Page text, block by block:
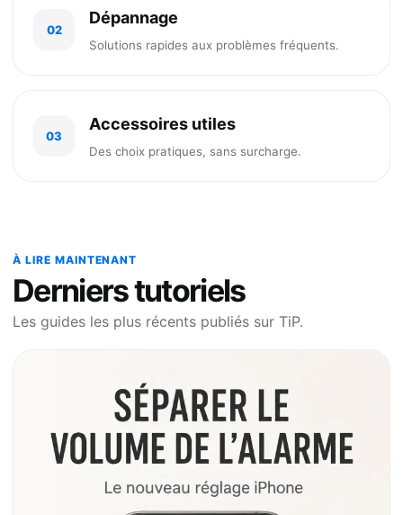
02
Dépannage
Solutions rapides aux problèmes fréquents.
03
Accessoires utiles
Des choix pratiques, sans surcharge.
À LIRE MAINTENANT
Derniers tutoriels
Les guides les plus récents publiés sur TiP.